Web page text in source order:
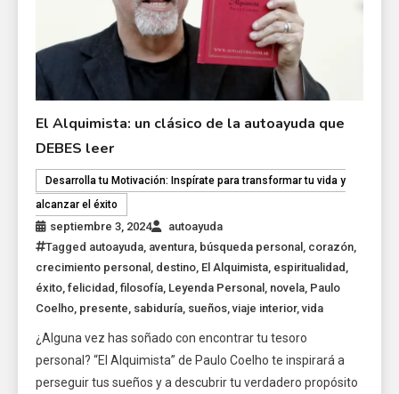
El Alquimista: un clásico de la autoayuda que
DEBES leer
Desarrolla tu Motivación: Inspírate para transformar tu vida y
alcanzar el éxito
septiembre 3, 2024
autoayuda
Tagged autoayuda, aventura, búsqueda personal , corazón,
crecimiento personal , destino, El Alquimista, espiritualidad ,
éxito,felicidad ,filosofía, Leyenda Personal , novela, Paulo
Coelho, presente, sabiduría, sueños,viaje interior,vida
¿Alguna vez has soñado con encontrar tu tesoro
personal? “El Alquimista” de Paulo Coelho te inspirará a
perseguir tus sueños y a descubrir tu verdadero propósito